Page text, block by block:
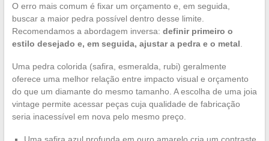
O erro mais comum é fixar um orçamento e, em seguida,
buscar a maior pedra possível dentro desse limite.
Recomendamos a abordagem inversa: definir primeiro o
estilo desejado e, em seguida, ajustar a pedra e o metal
Uma pedra colorida (safira, esmeralda, rubi) geralmente
oferece uma melhor relação entre impacto visual e orçamento
do que um diamante do mesmo tamanho. A escolha de uma joia
vintage permite acessar peças cuja qualidade de fabricação
seria inacessível em nova pelo mesmo preço.